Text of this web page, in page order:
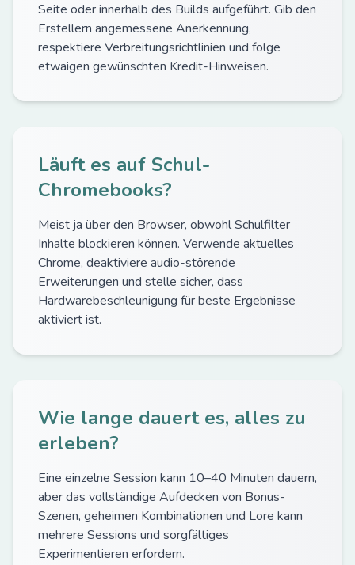
Seite oder innerhalb des Builds aufgeführt. Gib den
Erstellern angemessene Anerkennung,
respektiere Verbreitungsrichtlinien und folge
etwaigen gewünschten Kredit-Hinweisen.
Läuft es auf Schul-
Chromebooks?
Meist ja über den Browser, obwohl Schulfilter
Inhalte blockieren können. Verwende aktuelles
Chrome, deaktiviere audio-störende
Erweiterungen und stelle sicher, dass
Hardwarebeschleunigung für beste Ergebnisse
aktiviert ist.
Wie lange dauert es, alles zu
erleben?
Eine einzelne Session kann 10–40 Minuten dauern,
aber das vollständige Aufdecken von Bonus-
Szenen, geheimen Kombinationen und Lore kann
mehrere Sessions und sorgfältiges
Experimentieren erfordern.